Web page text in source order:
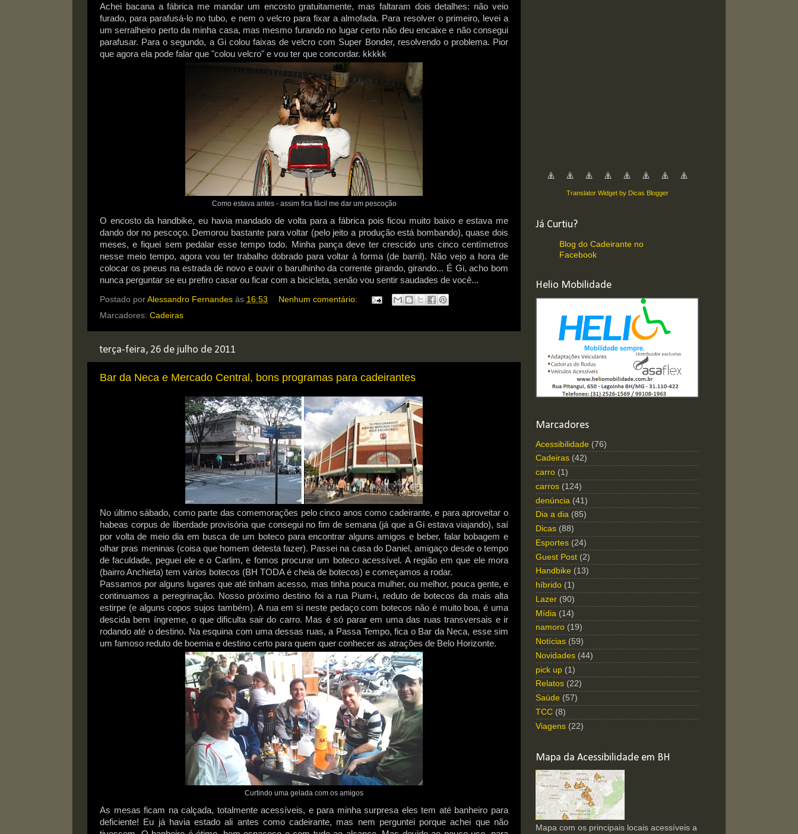
Achei bacana a fábrica me mandar um encosto gratuitamente, mas faltaram dois detalhes: não veio
furado, para parafusá-lo no tubo, e nem o velcro para fixar a almofada. Para resolver o primeiro, levei a
um serralheiro perto da minha casa, mas mesmo furando no lugar certo não deu encaixe e não consegui
parafusar. Para o segundo, a Gi colou faixas de velcro com Super Bonder, resolvendo o problema. Pior
que agora ela pode falar que "colou velcro" e vou ter que concordar. kkkkk
Como estava antes - assim fica fácil me dar um pescoção
O encosto da handbike, eu havia mandado de volta para a fábrica pois ficou muito baixo e estava me
dando dor no pescoço. Demorou bastante para voltar (pelo jeito a produção está bombando), quase dois
meses, e fiquei sem pedalar esse tempo todo. Minha pança deve ter crescido uns cinco centímetros
nesse meio tempo, agora vou ter trabalho dobrado para voltar à forma (de barril). Não vejo a hora de
colocar os pneus na estrada de novo e ouvir o barulhinho da corrente girando, girando... É Gi, acho bom
nunca perguntar se eu prefiro casar ou ficar com a bicicleta, senão vou sentir saudades de você...
Postado por Alessandro Fernandes às 16:53
Nenhum comentário:
Marcadores: Cadeiras
terça-feira, 26 de julho de 2011
Bar da Neca e Mercado Central, bons programas para cadeirantes
No último sábado, como parte das comemorações pelo cinco anos como cadeirante, e para aproveitar o
habeas corpus de liberdade provisória que consegui no fim de semana (já que a Gi estava viajando), saí
por volta de meio dia em busca de um boteco para encontrar alguns amigos e beber, falar bobagem e
olhar pras meninas (coisa que homem detesta fazer). Passei na casa do Daniel, amigaço desde o tempo
de faculdade, peguei ele e o Carlim, e fomos procurar um boteco acessível. A região em que ele mora
(bairro Anchieta) tem vários botecos (BH TODA é cheia de botecos) e começamos a rodar.
Passamos por alguns lugares que até tinham acesso, mas tinha pouca mulher, ou melhor, pouca gente, e
continuamos a peregrinação. Nosso próximo destino foi a rua Pium-i, reduto de botecos da mais alta
estirpe (e alguns copos sujos também). A rua em si neste pedaço com botecos não é muito boa, é uma
descida bem íngreme, o que dificulta sair do carro. Mas é só parar em uma das ruas transversais e ir
rodando até o destino. Na esquina com uma dessas ruas, a Passa Tempo, fica o Bar da Neca, esse sim
um famoso reduto de boemia e destino certo para quem quer conhecer as atrações de Belo Horizonte.
Curtindo uma gelada com os amigos
As mesas ficam na calçada, totalmente acessíveis, e para minha surpresa eles tem até banheiro para
deficiente! Eu já havia estado ali antes como cadeirante, mas nem perguntei porque achei que não
Translator Widget by Dicas Blogger
Já Curtiu?
Blog do Cadeirante no
Facebook
Helio Mobilidade
Marcadores
Acessibilidade (76)
Cadeiras (42)
carro (1)
carros (124)
denúncia (41)
Dia a dia (85)
Dicas (88)
Esportes (24)
Guest Post (2)
Handbike (13)
híbrido (1)
Lazer (90)
Mídia (14)
namoro (19)
Notícias (59)
Novidades (44)
pick up (1)
Relatos (22)
Saúde (57)
TCC (8)
Viagens (22)
Mapa da Acessibilidade em BH
Mapa com os principais locais acessíveis a